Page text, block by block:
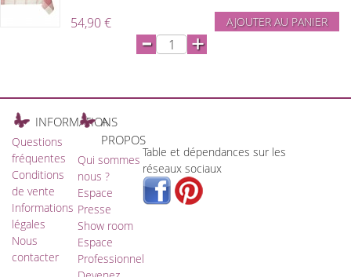
54,90 € AJOUTER AU PANIER
- +
INFORMATIONS
Questions
fréquentes
Conditions
de vente
Informations
légales
Nous
contacter
A
PROPOS
Qui sommes
nous ?
Espace
Presse
Show room
Espace
Professionnel
Table et dépendances sur les
réseaux sociaux